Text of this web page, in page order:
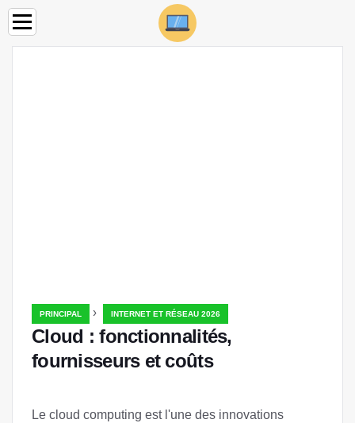
PRINCIPAL › INTERNET ET RÉSEAU 2026
Cloud : fonctionnalités,
fournisseurs et coûts
Le cloud computing est l'une des innovations